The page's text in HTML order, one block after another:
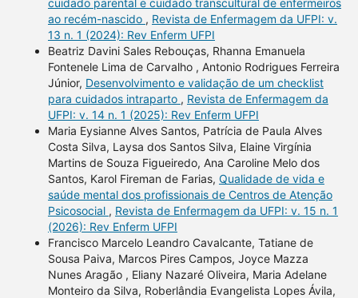
cuidado parental e cuidado transcultural de enfermeiros
ao recém-nascido , Revista de Enfermagem da UFPI: v.
13 n. 1 (2024): Rev Enferm UFPI
Beatriz Davini Sales Rebouças, Rhanna Emanuela
Fontenele Lima de Carvalho , Antonio Rodrigues Ferreira
Júnior, Desenvolvimento e validação de um checklist
para cuidados intraparto , Revista de Enfermagem da
UFPI: v. 14 n. 1 (2025): Rev Enferm UFPI
Maria Eysianne Alves Santos, Patrícia de Paula Alves
Costa Silva, Laysa dos Santos Silva, Elaine Virgínia
Martins de Souza Figueiredo, Ana Caroline Melo dos
Santos, Karol Fireman de Farias, Qualidade de vida e
saúde mental dos profissionais de Centros de Atenção
Psicosocial , Revista de Enfermagem da UFPI: v. 15 n. 1
(2026): Rev Enferm UFPI
Francisco Marcelo Leandro Cavalcante, Tatiane de
Sousa Paiva, Marcos Pires Campos, Joyce Mazza
Nunes Aragão , Eliany Nazaré Oliveira, Maria Adelane
Monteiro da Silva, Roberlândia Evangelista Lopes Ávila,